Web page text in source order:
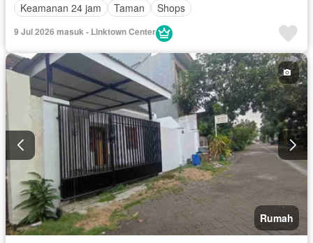
Keamanan 24 jam
Taman Shops
9 Jul 2026 masuk - Linktown Center
Rumah